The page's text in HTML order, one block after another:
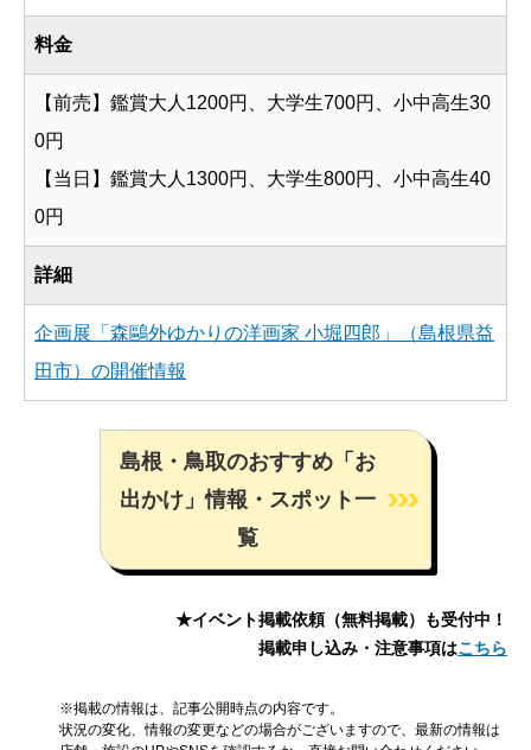
料金
【前売】鑑賞大人1200円、大学生700円、小中高生30
0円
【当日】鑑賞大人1300円、大学生800円、小中高生40
0円
詳細
企画展「森鷗外ゆかりの洋画家 小堀四郎」（島根県益
田市）の開催情報
島根・鳥取のおすすめ「お
出かけ」情報・スポット一
覧
★イベント掲載依頼（無料掲載）も受付中！
掲載申し込み・注意事項はこちら
※掲載の情報は、記事公開時点の内容です。
状況の変化、情報の変更などの場合がございますので、最新の情報は